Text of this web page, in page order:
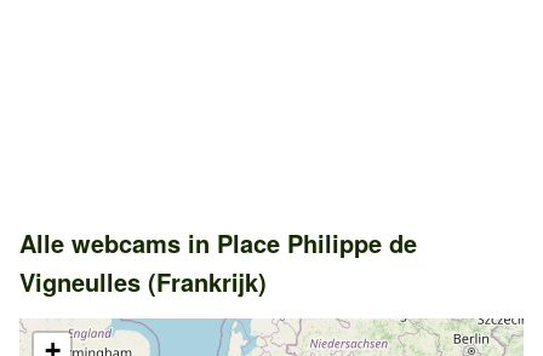
Alle webcams in Place Philippe de
Vigneulles (Frankrijk)